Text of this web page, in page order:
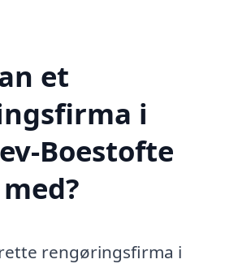
et
i
Boestofte
rengøringsfirma i